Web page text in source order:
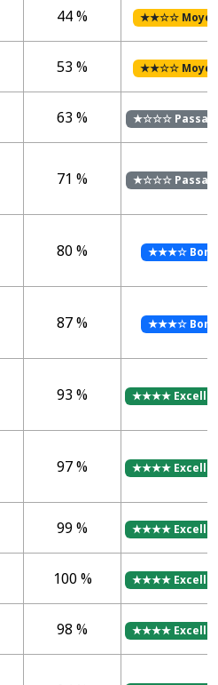
44 % ★★☆☆ Moyen
53 % ★★☆☆ Moyen
63 % ★☆☆☆
71 % ★☆☆☆
80 % ★★★☆ Bon
87 % ★★★☆ Bon
93 % ★★★★
97 % ★★★★
99 % ★★★★
100 % ★★★★
98 % ★★★★